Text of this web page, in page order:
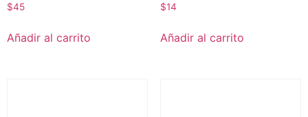
$45
Añadir al carrito
$14
Añadir al carrito